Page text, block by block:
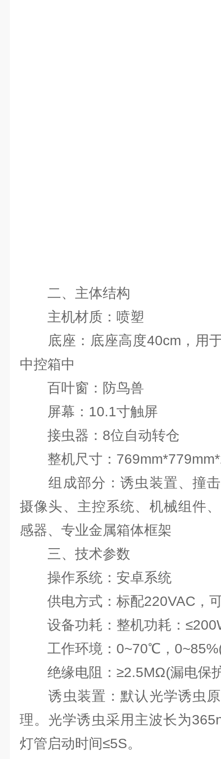
二、主体结构
主机材质：喷塑
底座：底座高度40cm，用于
中控箱中
百叶窗：防鸟兽
屏幕：10.1寸触屏
接虫器：8位自动转仓
整机尺寸：
组成部分：诱虫装置、撞击
摄像头、主控系统、机械组件
感器、专业金属箱体框架
三、技术参数
操作系统：安卓系统
供电方式：标配220VAC，可
设备功耗：整机功耗：
工作环境：0~70℃，0~85%(
绝缘电阻：≥2.5MΩ(漏电保
诱虫装置：默认光学诱虫原
理。光学诱虫采用主波长为
灯管启动时间≤5S。